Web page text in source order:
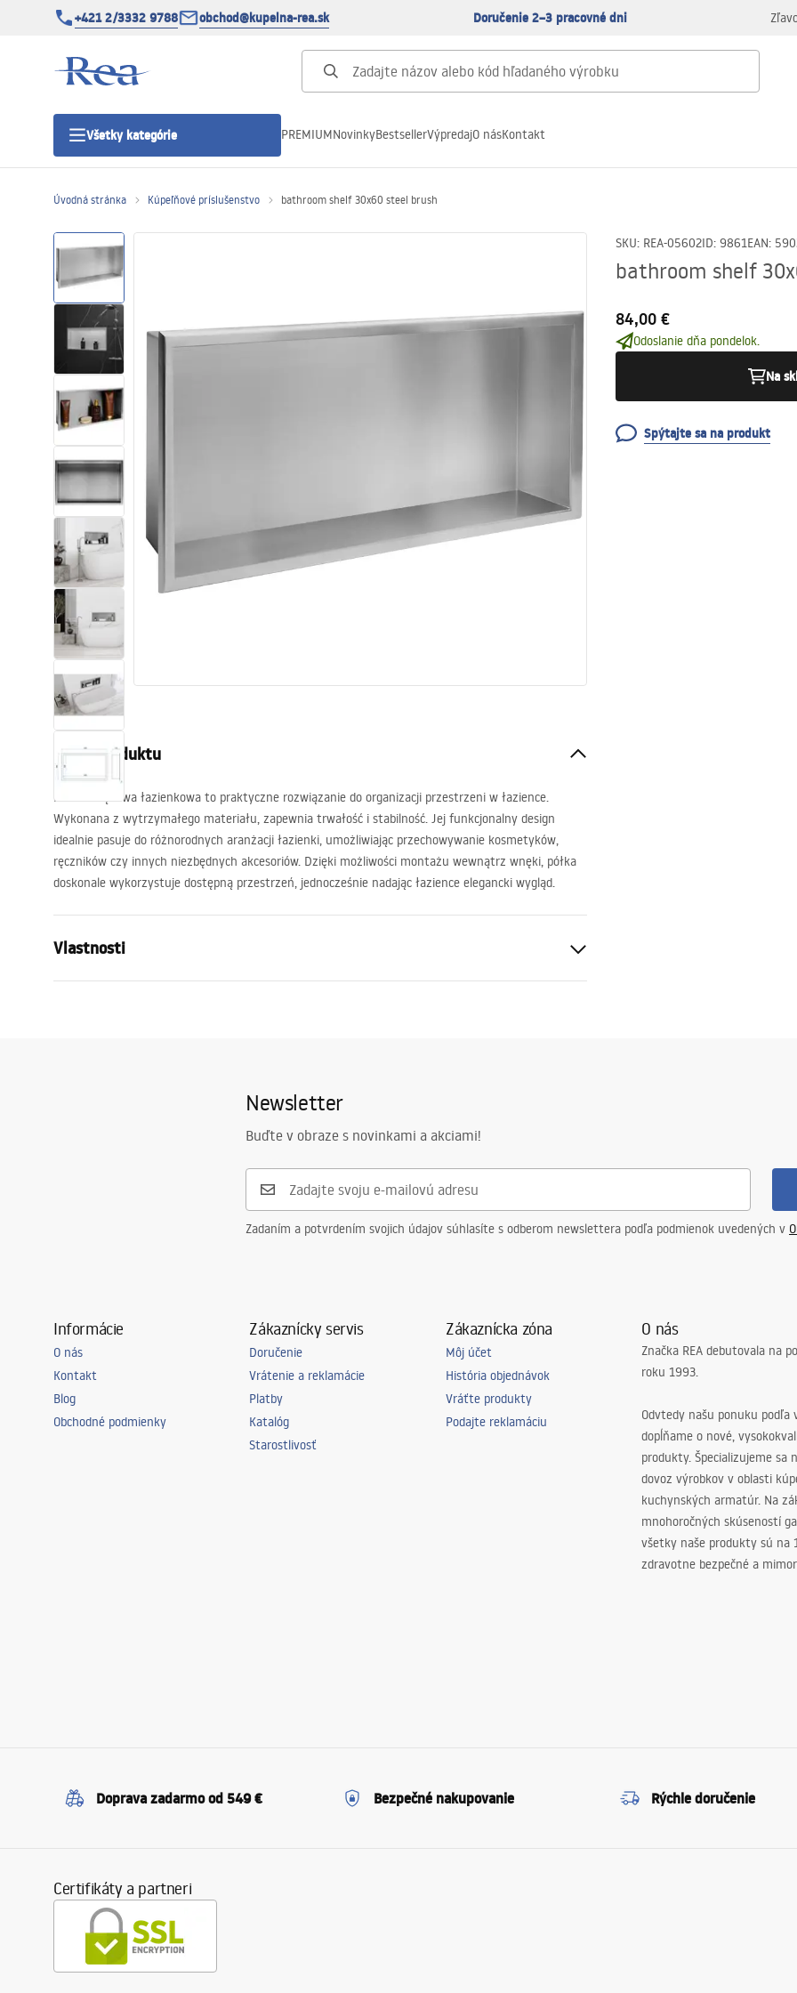
+421 2/3332 9788 obchod@kupelna-rea.sk Doručenie 2–3 pracovné dni
Všetky kategórie
Sprchové dvere
Sprchové vaničky
Sprchové žľaby
Sanitárna keramika
Umývadlá
Vaňa so zástenou
Batérie
Sprchy
Kuchyňa
PREMIUMNovinkyBestsellerVýpredajO násKontakt
Úvodná stránka Kúpeľňové príslušenstvo bathroom shelf 30x60 steel brush
SKU: REA-05602ID: 9861EAN:
bathroom shelf
84,00 €
Odoslanie dňa pondelok.
Na
Spýtajte sa na produkt
Popis produktu
Półka wnękowa łazienkowa to praktyczne rozwiązanie do organizacji przestrzeni w łazience.
Wykonana z wytrzymałego materiału, zapewnia trwałość i stabilność. Jej funkcjonalny design
idealnie pasuje do różnorodnych aranżacji łazienki, umożliwiając przechowywanie kosmetyków,
ręczników czy innych niezbędnych akcesoriów. Dzięki możliwości montażu wewnątrz wnęki, półka
doskonale wykorzystuje dostępną przestrzeń, jednocześnie nadając łazience elegancki wygląd.
Vlastnosti
300
100mm
24 mesiacov
Newsletter
Buďte v obraze s novinkami a akciami!
Zadaním a potvrdením svojich údajov súhlasíte s odberom newslettera podľa podmienok uvedených v
Informácie
O nás
Kontakt
Blog
Obchodné podmienky
Zákaznícky servis
Doručenie
Vrátenie a reklamácie
Platby
Katalóg
Starostlivosť
Zákaznícka zóna
Môj účet
História objednávok
Vráťte produkty
Podajte reklamáciu
O nás
Značka REA debutovala na
roku 1993.
Odvtedy našu ponuku podľa
dopĺňame o nové,
produkty. Špecializujeme sa
dovoz výrobkov v oblasti
kuchynských armatúr. Na
mnohoročných skúseností
všetky naše produkty sú na
zdravotne bezpečné a
Doprava zadarmo od 549 € Bezpečné nakupovanie Rýchle doručenie
Certifikáty a partneri